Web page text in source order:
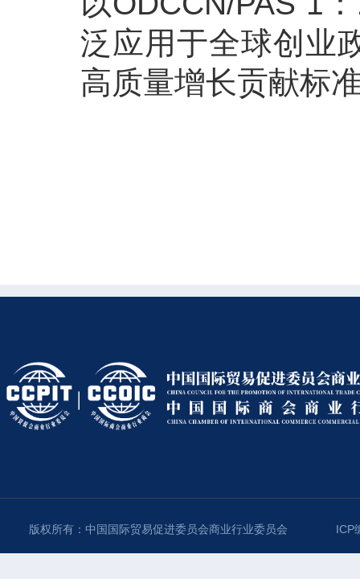
泛应用于全球创业
高质量增长贡献标
版权所有：中国国际贸易促进委员会商业行业委员会 ICP